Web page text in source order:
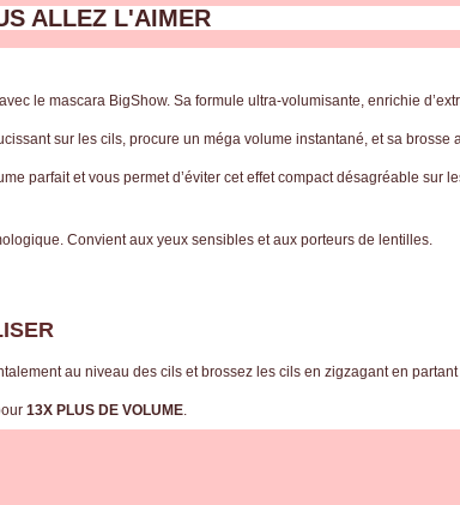
ALLEZ L'AIMER
le mascara BigShow. Sa formule ultra-volumisante, enrichie
sur les cils, procure un méga volume instantané, et sa brosse
parfait et vous permet d’éviter cet effet compact désagréable sur
Convient aux yeux sensibles et aux porteurs de lentilles.
au niveau des cils et brossez les cils en zigzagant en
13X PLUS DE VOLUME.